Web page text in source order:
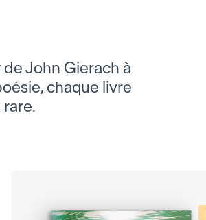
John Gierach à
chaque livre